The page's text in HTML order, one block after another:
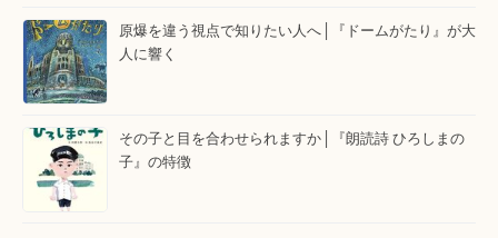
原爆を違う視点で知りたい人へ│『ドームがたり』が大
人に響く
その子と目を合わせられますか│『朗読詩 ひろしまの
子』の特徴